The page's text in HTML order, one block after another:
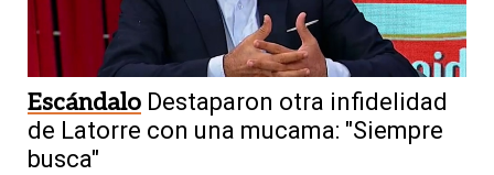
Escándalo Destaparon otra infidelidad
de Latorre con una mucama: "Siempre
busca"